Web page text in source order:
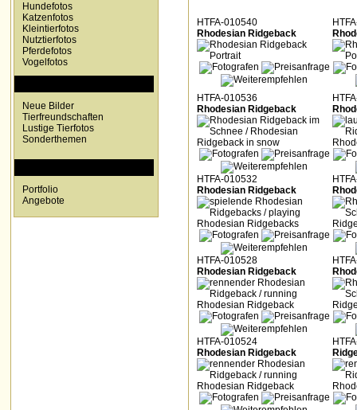
Hundefotos
Katzenfotos
Kleintierfotos
Nutztierfotos
Pferdefotos
Vogelfotos
Neue Bilder
Tierfreundschaften
Lustige Tierfotos
Sonderthemen
Portfolio
Angebote
HTFA-010540
Rhodesian Ridgeback
HTFA-010536
Rhodesian Ridgeback
HTFA-010532
Rhodesian Ridgeback
HTFA-010528
Rhodesian Ridgeback
HTFA-010524
Rhodesian Ridgeback